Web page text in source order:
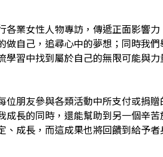
業女性人物專訪，傳遞正面影響
自己，追尋心中的夢想；同時我
習中找到屬於自己的無限可能與
位朋友參與各類活動中所支付或捐
成長的同時，還能幫助到另一個辛
成長，而這成果也將回饋到給予